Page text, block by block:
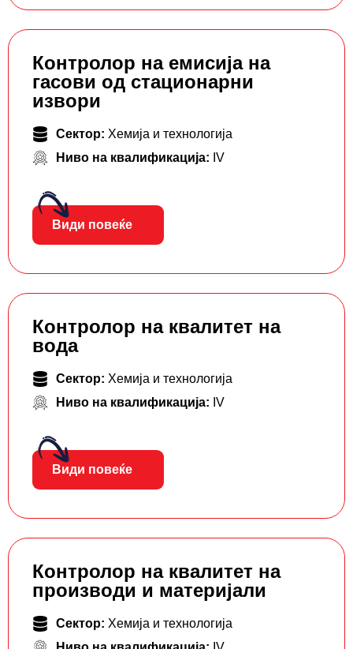
Контролор на емисија на
гасови од стационарни
извори
Сектор: Хемија и технологија
Ниво на квалификација: IV
Види повеќе
Контролор на квалитет на
вода
Сектор: Хемија и технологија
Ниво на квалификација: IV
Види повеќе
Контролор на квалитет на
производи и материјали
Сектор: Хемија и технологија